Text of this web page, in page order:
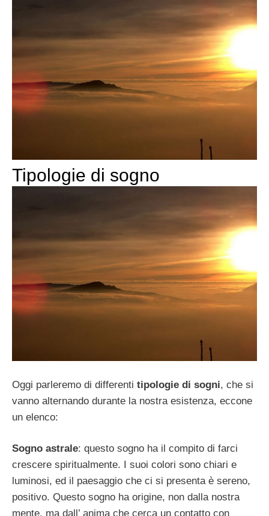
Tipologie di sogno
Oggi parleremo di differenti tipologie di sogni, che si
vanno alternando durante la nostra esistenza, eccone
un elenco:
Sogno astrale: questo sogno ha il compito di farci
crescere spiritualmente. I suoi colori sono chiari e
luminosi, ed il paesaggio che ci si presenta è sereno,
positivo. Questo sogno ha origine, non dalla nostra
mente, ma dall’ anima che cerca un contatto con